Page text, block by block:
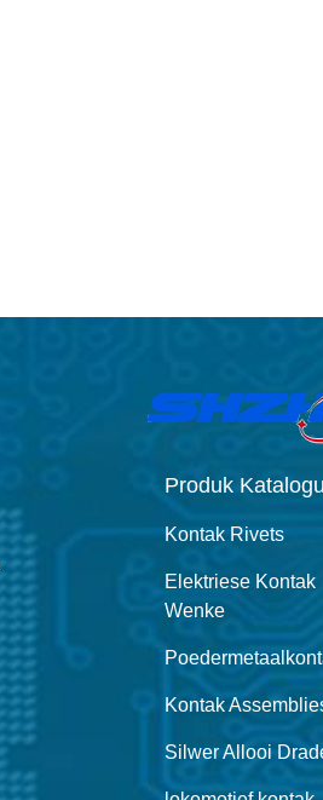
Produk
Kontak Rivets
Elektriese Kontak
Wenke
Kontak
Silwer Allooi